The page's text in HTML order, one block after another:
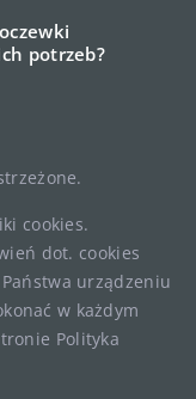
potrzeb?
cookies.
dot. cookies
urządzeniu
w każdym
Polityka